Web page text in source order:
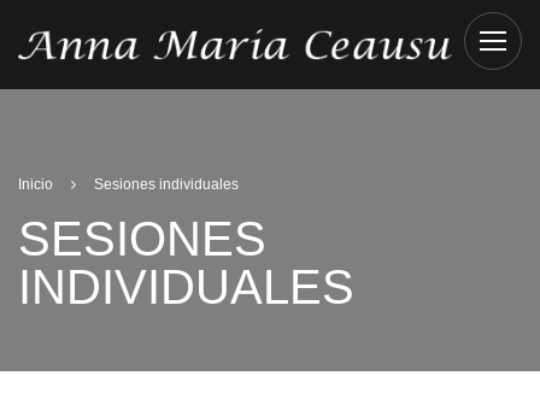
Inicio Sesiones individuales
SESIONES
INDIVIDUALES